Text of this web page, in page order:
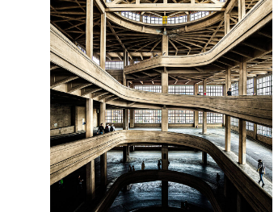
de l'ancienne piste d'essai et usine
de FIAT, il faut grimper les 5
étages ! © Realy Easy Star/Toni
Spagone/Alamy/Hemis